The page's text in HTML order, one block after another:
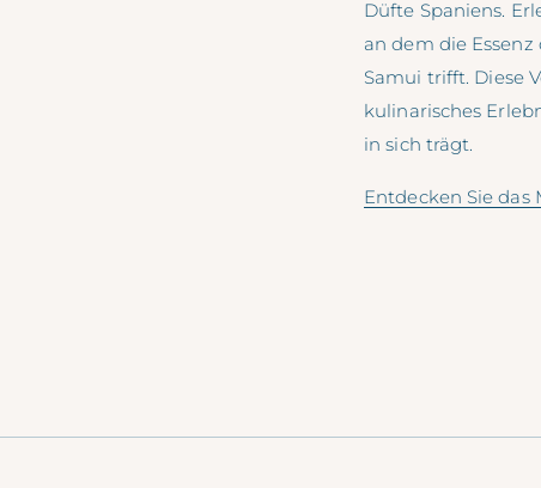
Düfte Spaniens.
an dem die
Samui trifft. Diese
kulinarisches
in sich trägt.
Entdecken Sie